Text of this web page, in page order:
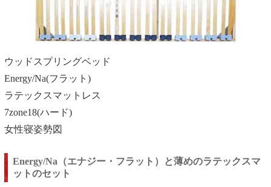
ウッドスプリングベッド
Energy/Na(フラット)
ラテックスマットレス
7zone18(ハード)
女性寝姿勢図
Energy/Na（エナジー・フラット）と薄めのラテックスマ
ットのセット